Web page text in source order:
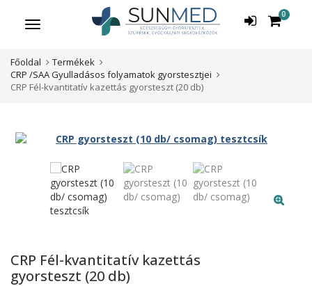
Menü
0
Főoldal
Termékek
CRP /SAA Gyulladásos folyamatok gyorstesztjei
CRP Fél-kvantitatív kazettás gyorsteszt (20 db)
CRP Fél-kvantitatív kazettás
gyorsteszt (20 db)